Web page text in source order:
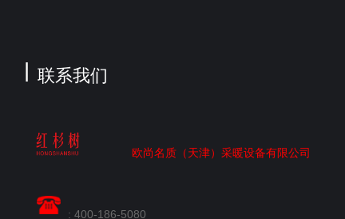
联系我们
欧尚名质（天津）采暖设备有限公司
: 400-186-5080